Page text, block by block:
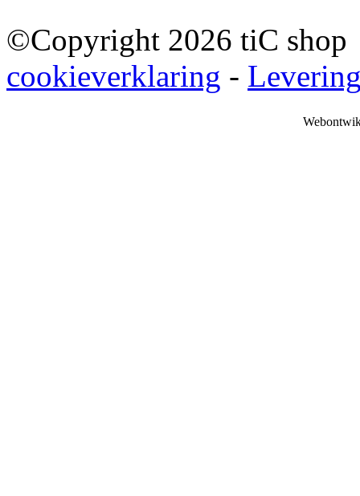
©Copyright 2026 tiC
cookieverklaring -